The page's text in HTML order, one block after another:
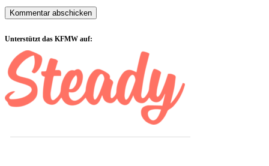
Sidebar
Unterstützt das KFMW auf: